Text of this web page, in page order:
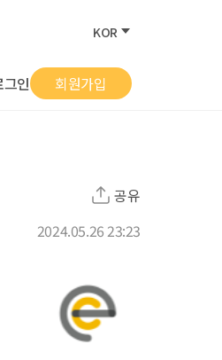
KOR
그인 회원가입
공유
2024.05.26 23:23